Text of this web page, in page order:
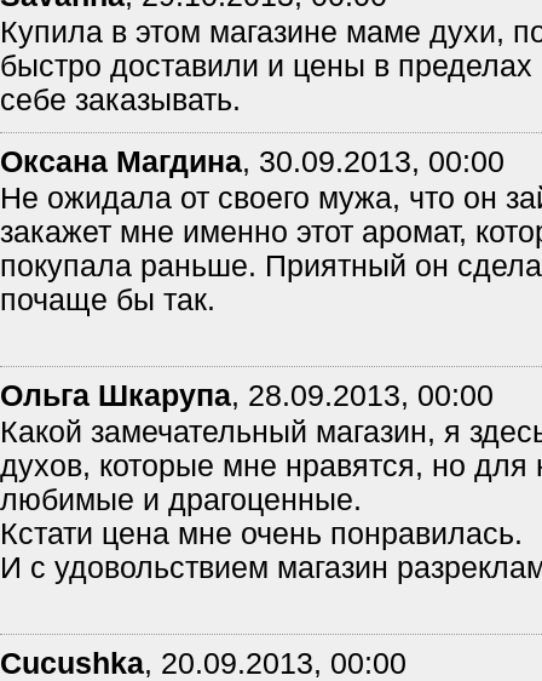
Купила в этом магазине маме духи,
быстро доставили и цены в пределах
себе заказывать.
Оксана Магдина, 30.09.2013, 00:00
Не ожидала от своего мужа, что он
закажет мне именно этот аромат,
покупала раньше. Приятный он
почаще бы так.
Ольга Шкарупа, 28.09.2013, 00:00
Какой замечательный магазин, я
духов, которые мне нравятся, но для
любимые и драгоценные.
Кстати цена мне очень понравилась.
И с удовольствием магазин
Cucushka, 20.09.2013, 00:00